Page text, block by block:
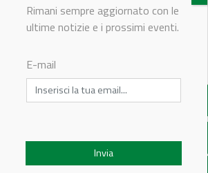
Sales Manager FPS
Testata giornalistica registrata presso il Tribunale di
Rimani sempre aggiornato con le
ultime notizie e i prossimi eventi.
E-mail